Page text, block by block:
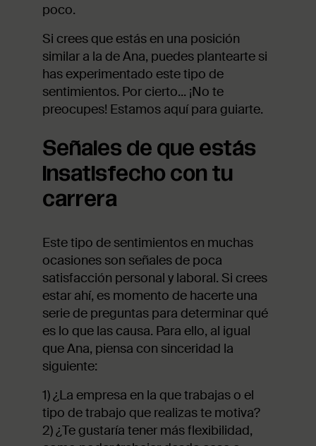
poco.
Si crees que estás en una posición
similar a la de Ana, puedes plantearte si
has experimentado este tipo de
sentimientos. Por cierto... ¡No te
preocupes! Estamos aquí para guiarte.
Señales de que estás
insatisfecho con tu
carrera
Este tipo de sentimientos en muchas
ocasiones son señales de poca
satisfacción personal y laboral. Si crees
estar ahí, es momento de hacerte una
serie de preguntas para determinar qué
es lo que las causa. Para ello, al igual
que Ana, piensa con sinceridad la
siguiente:
1) ¿La empresa en la que trabajas o el
tipo de trabajo que realizas te motiva?
2) ¿Te gustaría tener más flexibilidad,